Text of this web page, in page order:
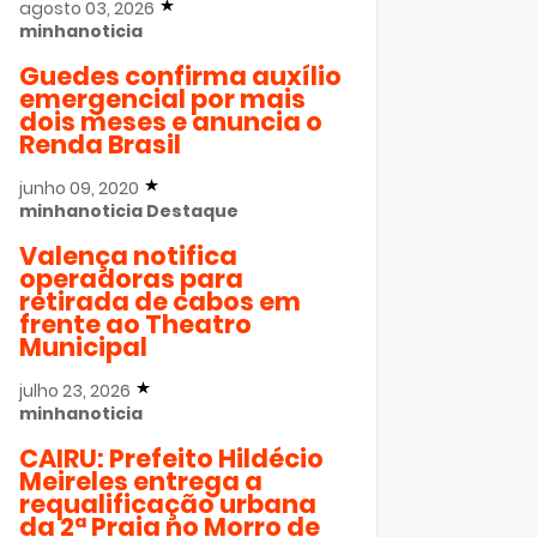
agosto 03, 2026
minhanoticia
Guedes confirma auxílio
emergencial por mais
dois meses e anuncia o
Renda Brasil
junho 09, 2020
minhanoticia Destaque
Valença notifica
operadoras para
retirada de cabos em
frente ao Theatro
Municipal
julho 23, 2026
minhanoticia
CAIRU: Prefeito Hildécio
Meireles entrega a
requalificação urbana
da 2ª Praia no Morro de